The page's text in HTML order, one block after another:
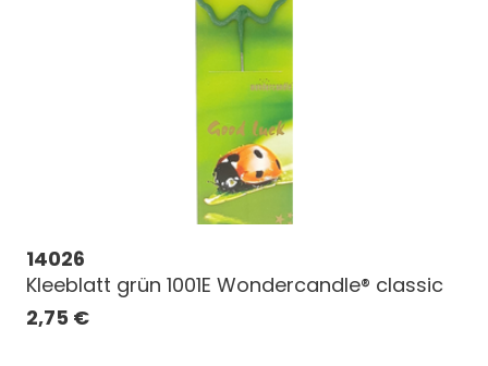
14026
Kleeblatt grün 1001E Wondercandle® classic
2,75 €